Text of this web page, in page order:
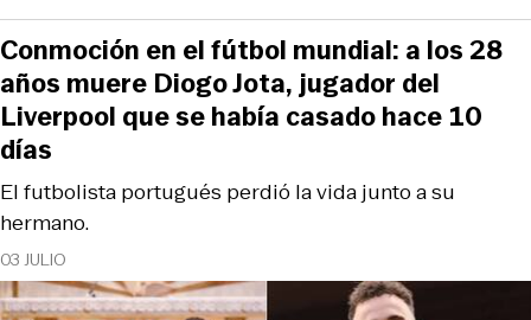
03 JULIO
El futbolista portugués perdió la vida junto a su
hermano.
Conmoción en el fútbol mundial: a los 28
años muere Diogo Jota, jugador del
Liverpool que se había casado hace 10
días